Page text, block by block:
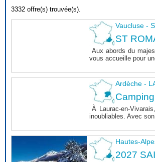
3332 offre(s) trouvée(s).
Vaucluse -
ST
Aux abords du
vous accueille pour
Ardèche -
À Laurac-en-
inoubliables. Avec son
Hautes-
2027